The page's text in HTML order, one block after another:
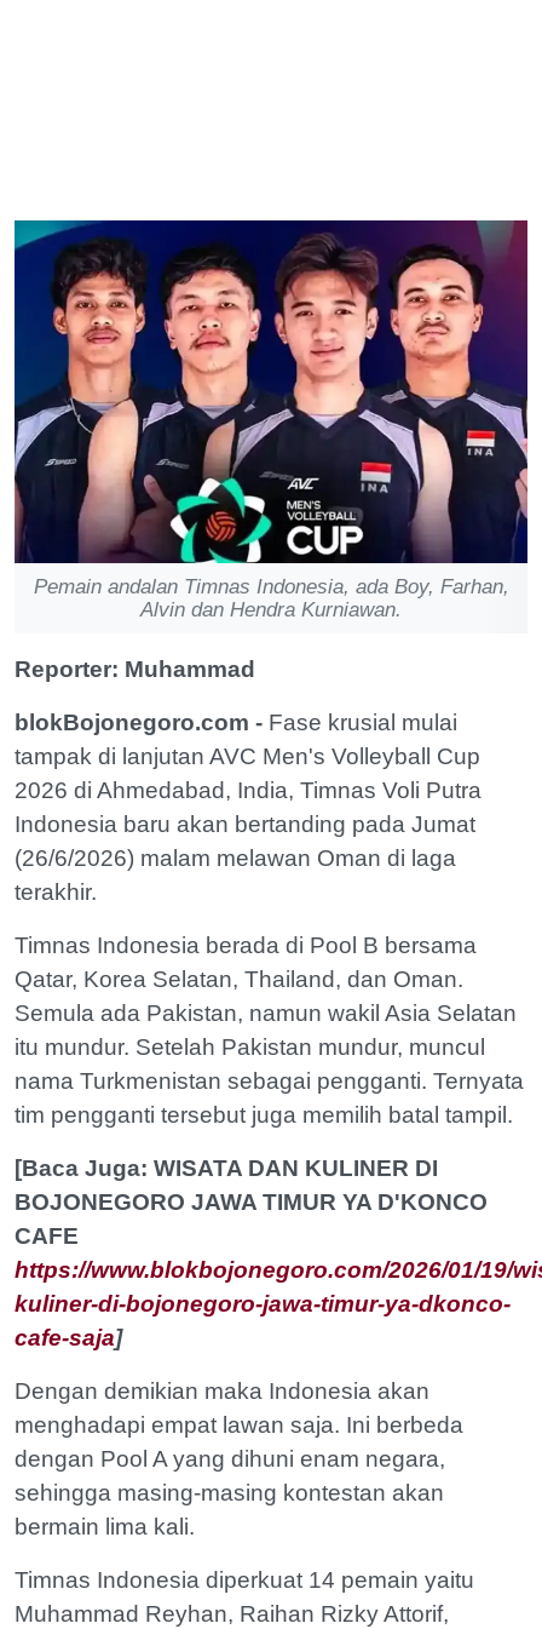
Pemain andalan Timnas Indonesia, ada Boy, Farhan,
Alvin dan Hendra Kurniawan.
Reporter: Muhammad
blokBojonegoro.com - Fase krusial mulai
tampak di lanjutan AVC Men's Volleyball Cup
2026 di Ahmedabad, India, Timnas Voli Putra
Indonesia baru akan bertanding pada Jumat
(26/6/2026) malam melawan Oman di laga
terakhir.
Timnas Indonesia berada di Pool B bersama
Qatar, Korea Selatan, Thailand, dan Oman.
Semula ada Pakistan, namun wakil Asia Selatan
itu mundur. Setelah Pakistan mundur, muncul
nama Turkmenistan sebagai pengganti. Ternyata
tim pengganti tersebut juga memilih batal tampil.
[Baca Juga: WISATA DAN KULINER DI
BOJONEGORO JAWA TIMUR YA D'KONCO
CAFE
https://www.blokbojonegoro.com/2026/01/19/
kuliner-di-bojonegoro-jawa-timur-ya-dkonco-
cafe-saja]
Dengan demikian maka Indonesia akan
menghadapi empat lawan saja. Ini berbeda
dengan Pool A yang dihuni enam negara,
sehingga masing-masing kontestan akan
bermain lima kali.
Timnas Indonesia diperkuat 14 pemain yaitu
Muhammad Reyhan, Raihan Rizky Attorif,